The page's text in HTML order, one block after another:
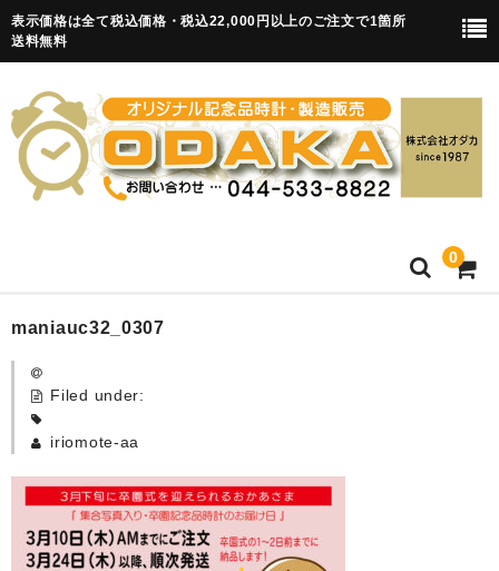
表示価格は全て税込価格・税込22,000円以上のご注文で1箇所
送料無料
0
HOME
卒園記念品
カード付フォトフレームクロック(集合)
目覚まし時計(集合＋個別)
maniauc32_0307
Filed under:
iriomote-aa